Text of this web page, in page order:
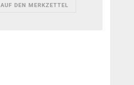
AUF DEN MERKZETTEL